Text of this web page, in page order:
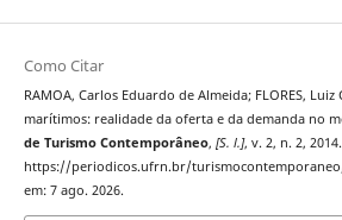
Como Citar
RAMOA, Carlos Eduardo de Almeida; FLORES,
marítimos: realidade da oferta e da demanda no
de Turismo Contemporâneo, [S. l.], v. 2, n. 2,
https://periodicos.ufrn.br/
em: 7 ago. 2026.